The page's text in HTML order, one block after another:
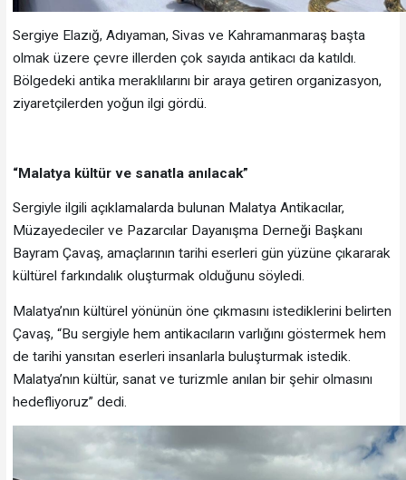
Sergiye Elazığ, Adıyaman, Sivas ve Kahramanmaraş başta
olmak üzere çevre illerden çok sayıda antikacı da katıldı.
Bölgedeki antika meraklılarını bir araya getiren organizasyon,
ziyaretçilerden yoğun ilgi gördü.
“Malatya kültür ve sanatla anılacak”
Sergiyle ilgili açıklamalarda bulunan Malatya Antikacılar,
Müzayedeciler ve Pazarcılar Dayanışma Derneği Başkanı
Bayram Çavaş, amaçlarının tarihi eserleri gün yüzüne çıkararak
kültürel farkındalık oluşturmak olduğunu söyledi.
Malatya’nın kültürel yönünün öne çıkmasını istediklerini belirten
Çavaş, “Bu sergiyle hem antikacıların varlığını göstermek hem
de tarihi yansıtan eserleri insanlarla buluşturmak istedik.
Malatya’nın kültür, sanat ve turizmle anılan bir şehir olmasını
hedefliyoruz” dedi.